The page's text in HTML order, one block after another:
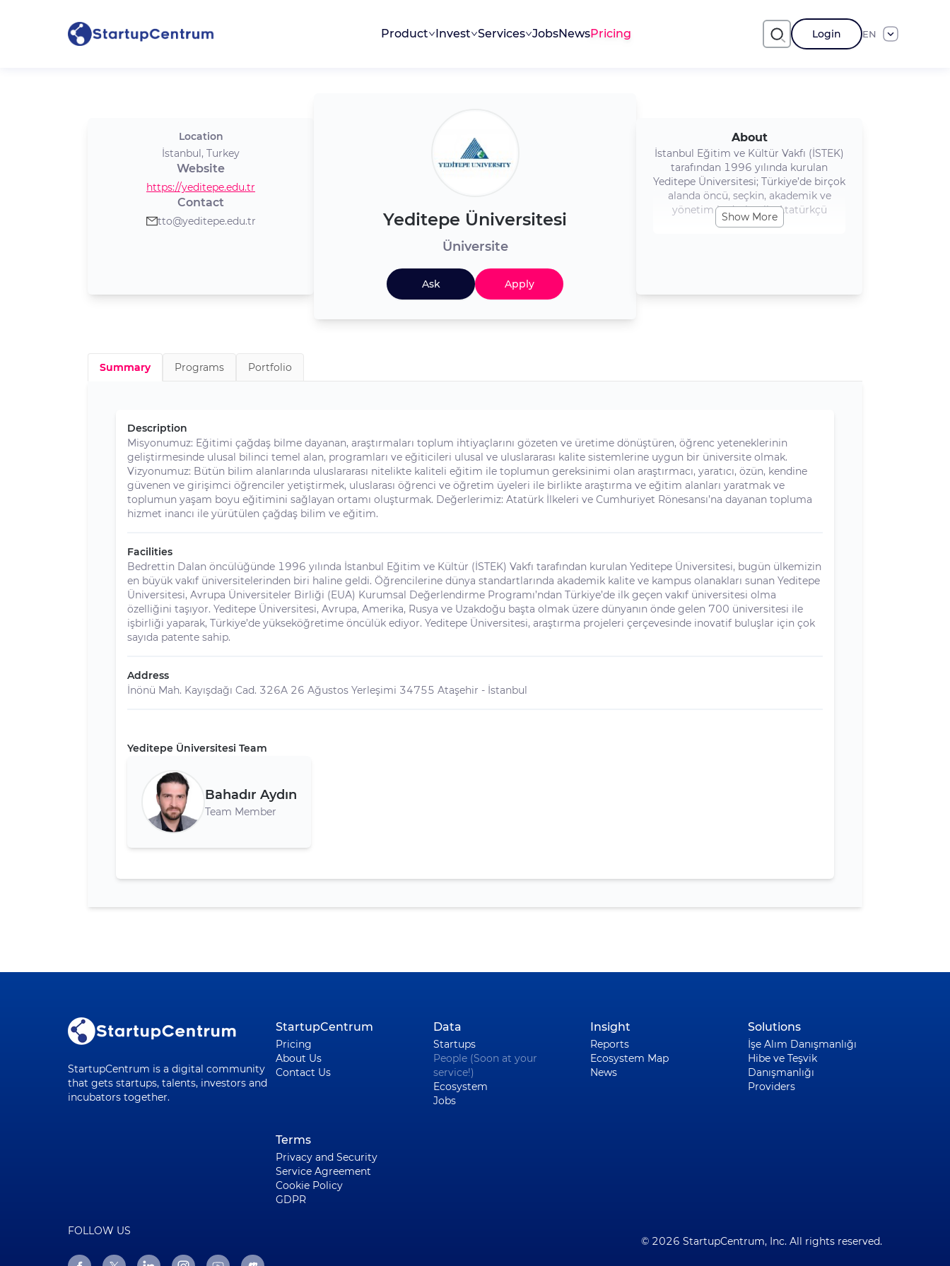
Product Invest Services JobsNewsPricing Login EN
Location
İstanbul, Turkey
Website
https://yeditepe.edu.tr
Contact
tto@yeditepe.edu.tr Yeditepe Üniversitesi
Üniversite
Ask Apply
About
İstanbul Eğitim ve Kültür Vakfı (İSTEK)
tarafından 1996 yılında kurulan
Yeditepe Üniversitesi; Türkiye’de birçok
alanda öncü, seçkin, akademik ve
yönetim kadroları ile Atatürkçü
düşüncelerin ışığında çağdaş,
güçlendirmiş gençler yetiştirmeyi
Show More
Summary Programs Portfolio
Description
Misyonumuz: Eğitimi çağdaş bilme dayanan, araştırmaları toplum ihtiyaçlarını gözeten ve üretime dönüştüren, öğrenc yeteneklerinin
geliştirmesinde ulusal bilinci temel alan, programları ve eğiticileri ulusal ve uluslararası kalite sistemlerine uygun bir üniversite olmak.
Vizyonumuz: Bütün bilim alanlarında uluslararası nitelikte kaliteli eğitim ile toplumun gereksinimi olan araştırmacı, yaratıcı, özün, kendine
güvenen ve girişimci öğrenciler yetiştirmek, uluslarası öğrenci ve öğretim üyeleri ile birlikte araştırma ve eğitim alanları yaratmak ve
toplumun yaşam boyu eğitimini sağlayan ortamı oluşturmak. Değerlerimiz: Atatürk İlkeleri ve Cumhuriyet Rönesansı’na dayanan topluma
hizmet inancı ile yürütülen çağdaş bilim ve eğitim.
Facilities
Bedrettin Dalan öncülüğünde 1996 yılında İstanbul Eğitim ve Kültür (İSTEK) Vakfı tarafından kurulan Yeditepe Üniversitesi, bugün ülkemizin
en büyük vakıf üniversitelerinden biri haline geldi. Öğrencilerine dünya standartlarında akademik kalite ve kampus olanakları sunan Yeditepe
Üniversitesi, Avrupa Üniversiteler Birliği (EUA) Kurumsal Değerlendirme Programı’ndan Türkiye’de ilk geçen vakıf üniversitesi olma
özelliğini taşıyor. Yeditepe Üniversitesi, Avrupa, Amerika, Rusya ve Uzakdoğu başta olmak üzere dünyanın önde gelen 700 üniversitesi ile
işbirliği yaparak, Türkiye’de yükseköğretime öncülük ediyor. Yeditepe Üniversitesi, araştırma projeleri çerçevesinde inovatif buluşlar için çok
sayıda patente sahip.
Address
İnönü Mah. Kayışdağı Cad. 326A 26 Ağustos Yerleşimi 34755 Ataşehir - İstanbul
Yeditepe Üniversitesi Team
Bahadır Aydın
Team Member
StartupCentrum is a digital community
that gets startups, talents, investors and
incubators together.
StartupCentrum
Pricing
About Us
Contact Us
Data
Startups
People (Soon at your
service!)
Ecosystem
Jobs
Insight
Reports
Ecosystem Map
News
Solutions
İşe Alım Danışmanlığı
Hibe ve Teşvik
Danışmanlığı
Providers
Terms
Privacy and Security
Service Agreement
Cookie Policy
GDPR
FOLLOW US
© 2026 StartupCentrum, Inc. All rights reserved.